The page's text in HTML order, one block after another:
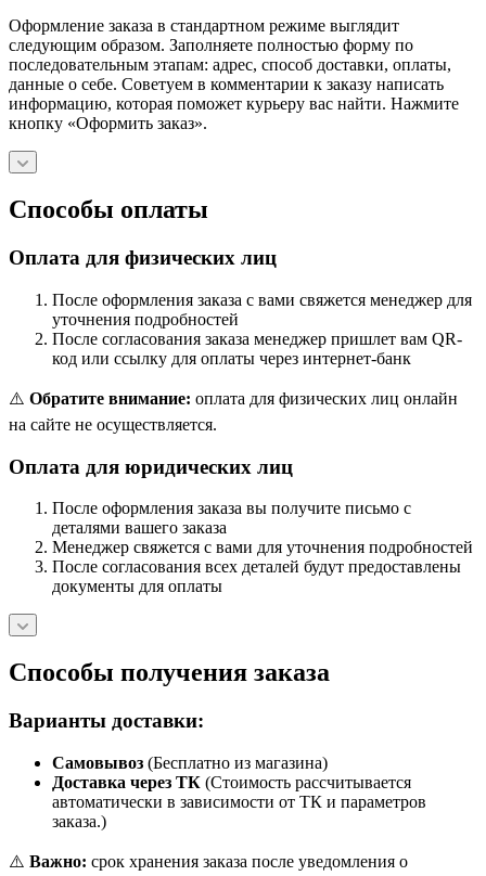
Оформление заказа в стандартном режиме выглядит
следующим образом. Заполняете полностью форму по
последовательным этапам: адрес, способ доставки, оплаты,
данные о себе. Советуем в комментарии к заказу написать
информацию, которая поможет курьеру вас найти. Нажмите
кнопку «Оформить заказ».
Способы оплаты
Оплата для физических лиц
После оформления заказа с вами свяжется менеджер для
уточнения подробностей
После согласования заказа менеджер пришлет вам QR-
код или ссылку для оплаты через интернет-банк
⚠️ Обратите внимание: оплата для физических лиц онлайн
на сайте не осуществляется.
Оплата для юридических лиц
После оформления заказа вы получите письмо с
деталями вашего заказа
Менеджер свяжется с вами для уточнения подробностей
После согласования всех деталей будут предоставлены
документы для оплаты
Способы получения заказа
Варианты доставки:
Самовывоз (Бесплатно из магазина)
Доставка через ТК (Стоимость рассчитывается
автоматически в зависимости от ТК и параметров
заказа.)
⚠️ Важно: срок хранения заказа после уведомления о